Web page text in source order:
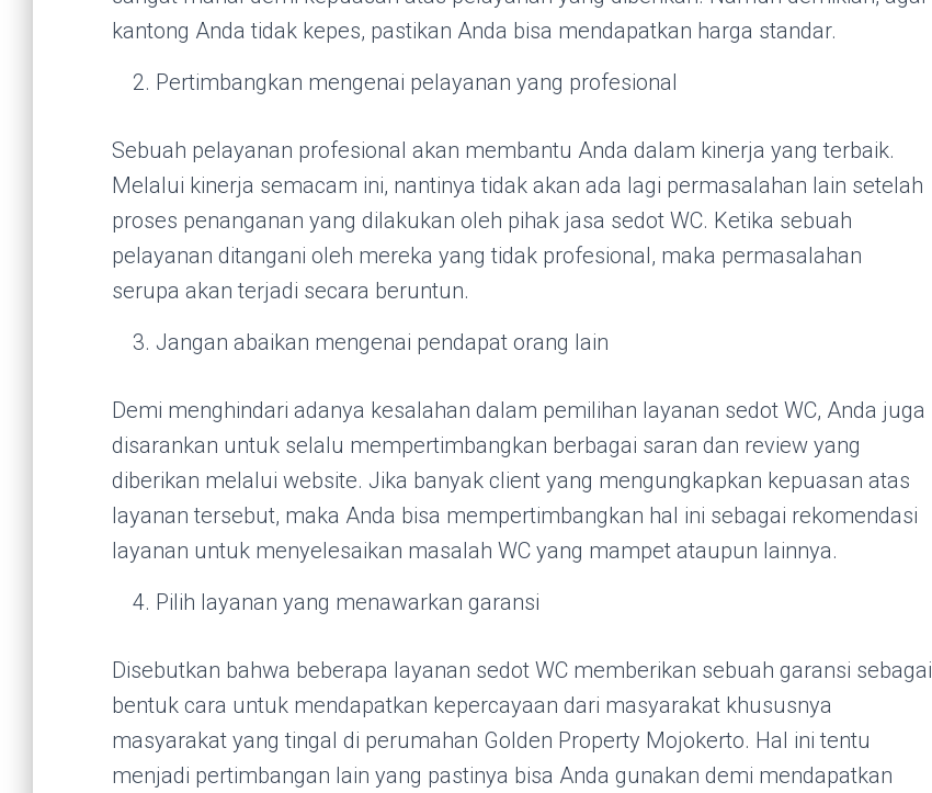
kantong Anda tidak kepes, pastikan Anda bisa mendapatkan harga standar.
Pertimbangkan mengenai pelayanan yang profesional
Sebuah pelayanan profesional akan membantu Anda dalam kinerja yang terbaik.
Melalui kinerja semacam ini, nantinya tidak akan ada lagi permasalahan lain setelah
proses penanganan yang dilakukan oleh pihak jasa sedot WC. Ketika sebuah
pelayanan ditangani oleh mereka yang tidak profesional, maka permasalahan
serupa akan terjadi secara beruntun.
Jangan abaikan mengenai pendapat orang lain
Demi menghindari adanya kesalahan dalam pemilihan layanan sedot WC, Anda juga
disarankan untuk selalu mempertimbangkan berbagai saran dan review yang
diberikan melalui website. Jika banyak client yang mengungkapkan kepuasan atas
layanan tersebut, maka Anda bisa mempertimbangkan hal ini sebagai rekomendasi
layanan untuk menyelesaikan masalah WC yang mampet ataupun lainnya.
Pilih layanan yang menawarkan garansi
Disebutkan bahwa beberapa layanan sedot WC memberikan sebuah garansi sebagai
bentuk cara untuk mendapatkan kepercayaan dari masyarakat khususnya
masyarakat yang tingal di perumahan Golden Property Mojokerto. Hal ini tentu
menjadi pertimbangan lain yang pastinya bisa Anda gunakan demi mendapatkan